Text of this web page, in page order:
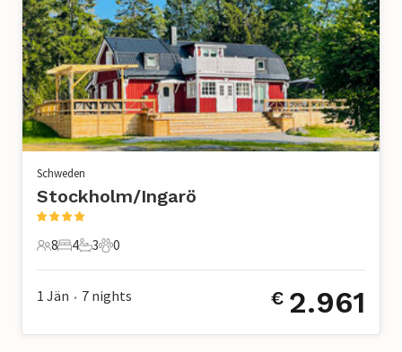
Schweden
Stockholm/Ingarö
8 Gäste
8
4 Schlafzimmer
4
3 Badezimmer
3
0 Haustiere
0
1 Jän • 7 nights € 2.961